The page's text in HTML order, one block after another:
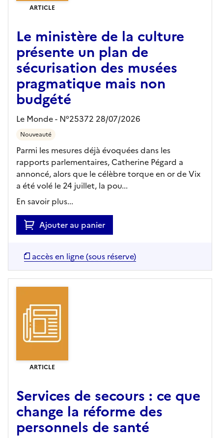
ARTICLE
Le ministère de la culture
présente un plan de
sécurisation des musées
pragmatique mais non
budgété
Le Monde - N°25372 28/07/2026
Nouveauté
Parmi les mesures déjà évoquées dans les
rapports parlementaires, Catherine Pégard a
annoncé, alors que le célèbre torque en or de Vix
a été volé le 24 juillet, la pou...
En savoir plus...
Ajouter au panier
accès en ligne (sous réserve)
ARTICLE
Services de secours : ce que
change la réforme des
personnels de santé